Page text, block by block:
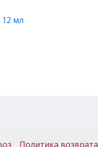
мл
Политика возврата